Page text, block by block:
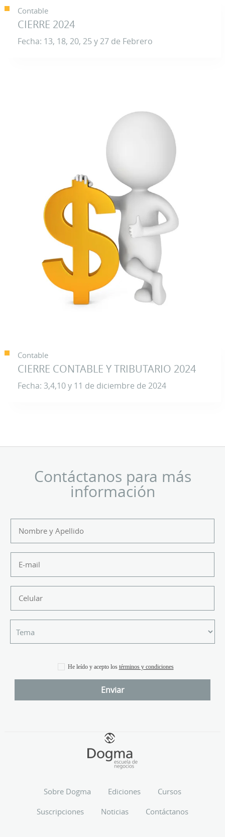
Contable
CIERRE 2024
Fecha: 13, 18, 20, 25 y 27 de Febrero
Contable
CIERRE CONTABLE Y TRIBUTARIO 2024
Fecha: 3,4,10 y 11 de diciembre de 2024
Contáctanos para más
información
He leído y acepto los términos y condiciones
Sobre Dogma Ediciones
Cursos
Suscripciones
Noticias Contáctanos